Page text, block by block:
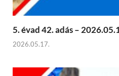
5. évad 42. adás –
2026.05.17.